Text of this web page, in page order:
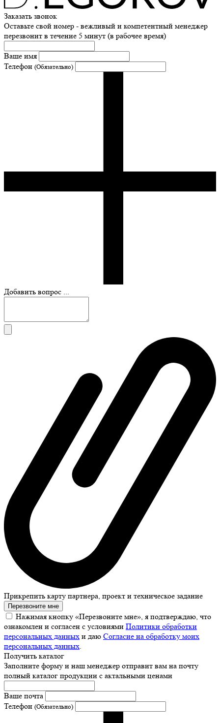
Заказать звонок
Оставьте свой номер - вежливый и компетентный менеджер
перезвонит в течение 5 минут (в рабочее время)
Ваше имя
Телефон (Обязательно)
Добавить вопрос ...
Прикрепить карту партнера, проект и техническое задание
Перезвоните мне
Нажимая кнопку «Перезвоните мне», я подтверждаю, что
ознакомлен и согласен с условиями Политики обработки
персональных данных и даю Согласие на обработку моих
персональных данных
Получить каталог
Заполните форму и наш менеджер отправит вам на почту
полный каталог продукции с актальными ценами
Ваше почта
Телефон (Обязательно)